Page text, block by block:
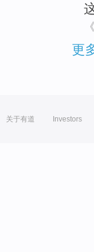
更
关于有道 Investors